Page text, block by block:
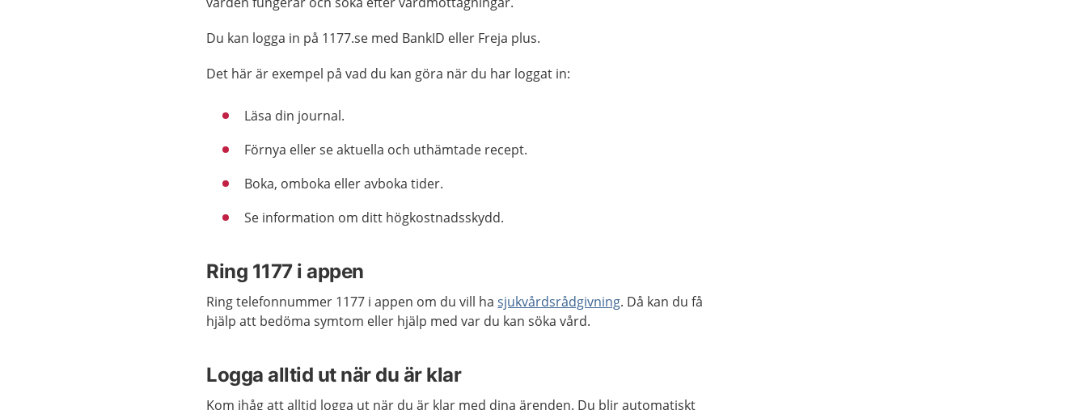
Du kan logga in på 1177.se med BankID eller Freja plus.
Det här är exempel på vad du kan göra när du har loggat in:
Läsa din journal.
Förnya eller se aktuella och uthämtade recept.
Boka, omboka eller avboka tider.
Se information om ditt högkostnadsskydd.
Ring 1177 i appen
Ring telefonnummer 1177 i appen om du vill hasjukvårdsrådgivning. Då kan du få
hjälp att bedöma symtom eller hjälp med var du kan söka vård.
Logga alltid ut när du är klar
Kom ihåg att alltid logga ut när du är klar med dina ärenden. Du blir automatiskt